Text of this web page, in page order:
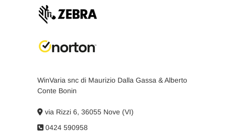
WinVaria snc di Maurizio Dalla Gassa & Alberto
Conte Bonin
via Rizzi 6, 36055 Nove (VI)
0424 590958